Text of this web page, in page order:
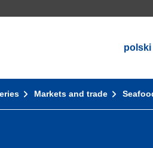
polski
Markets and trade